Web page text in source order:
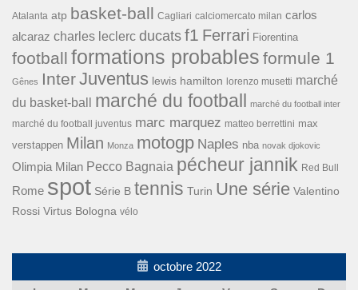
Atalanta atp basket-ball Cagliari calciomercato milan carlos
alcaraz charles leclerc ducats f1 Ferrari Fiorentina
football formations probables formule 1
Gênes InterJuventus lewis hamilton lorenzo musetti marché
du basket-ball
marché du football marché du football inter
marché du football juventus marc marquez matteo berrettini max
verstappen Milan Monza motogp Naples nba novak djokovic
Olimpia Milan Pecco Bagnaia pécheur jannik Red Bull
Rome spot Série B tennis Turin Une série Valentino
Rossi Virtus Bologna vélo
octobre 2022